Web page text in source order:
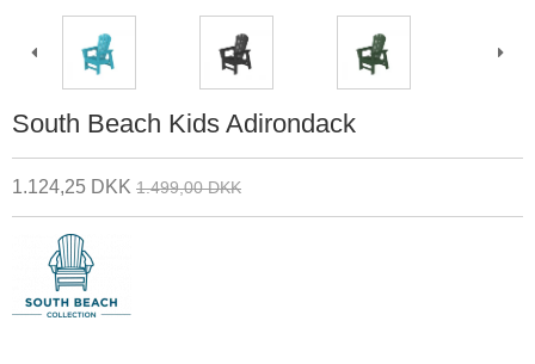
South Beach Kids Adirondack
1.124,25 DKK 1.499,00 DKK